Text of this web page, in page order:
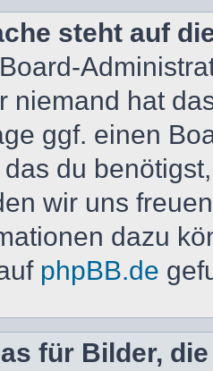
steht auf
niemand hat
ggf. einen
du
wir uns
dazu
phpBB.de
für Bilder,